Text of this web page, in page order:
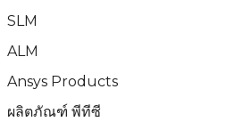
SLM
ALM
Ansys Products
ผลิตภัณฑ์ พีทีซี